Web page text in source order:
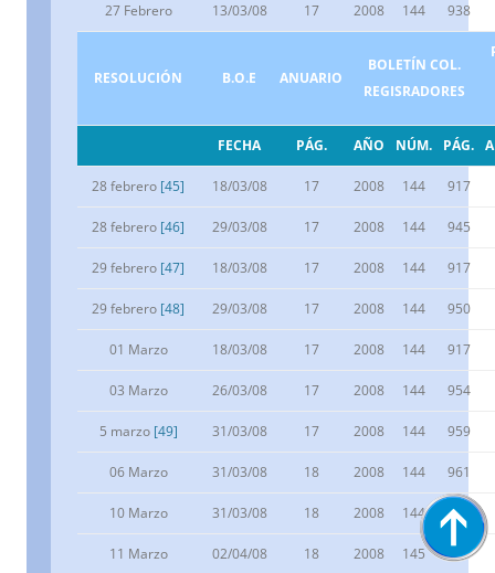
27 Febrero 13/03/08 17 2008 144 938
RESOLUCIÓN B.O.E ANUARIO
BOLETÍN COL.
REGISRADORES
FECHA PÁG. AÑO NÚM. PÁG.
28 febrero [45] 18/03/08 17 2008 144 917
28 febrero [46] 29/03/08 17 2008 144 945
29 febrero [47] 18/03/08 17 2008 144 917
29 febrero [48] 29/03/08 17 2008 144 950
01 Marzo 18/03/08 17 2008 144 917
03 Marzo 26/03/08 17 2008 144 954
5 marzo [49] 31/03/08 17 2008 144 959
06 Marzo 31/03/08 18 2008 144 961
10 Marzo 31/03/08 18 2008 144 966
11 Marzo 02/04/08 18 2008 145 1137